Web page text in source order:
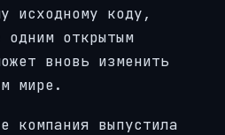
исходному коду,
одним открытым
вновь изменить
мире.
компания выпустила